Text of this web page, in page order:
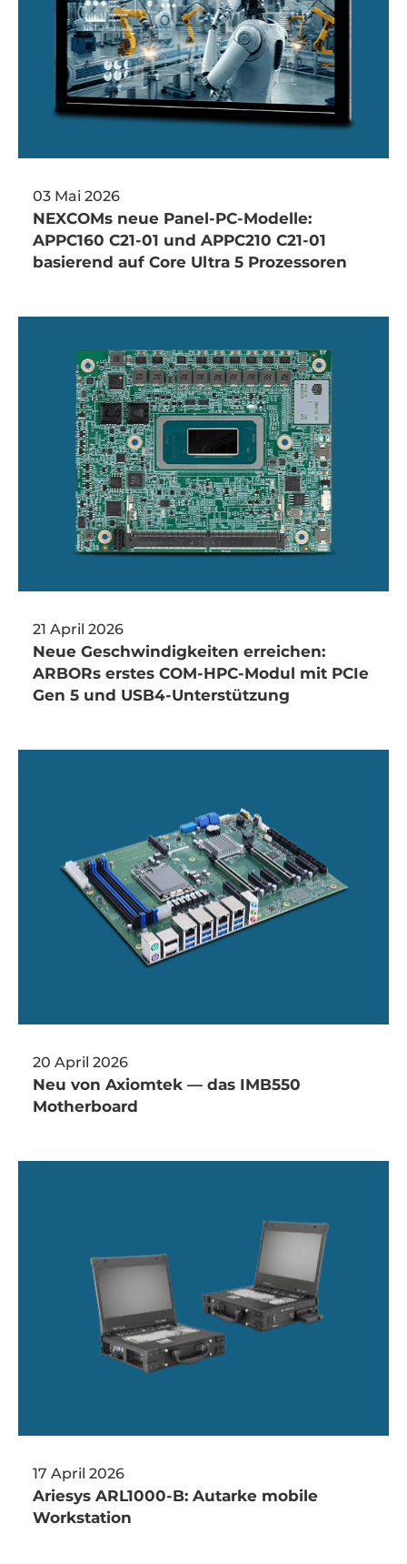
03 Mai 2026
NEXCOMs neue Panel-PC-Modelle:
APPC160 C21-01 und APPC210 C21-01
basierend auf Core Ultra 5 Prozessoren
21 April 2026
Neue Geschwindigkeiten erreichen:
ARBORs erstes COM-HPC-Modul mit PCIe
Gen 5 und USB4-Unterstützung
20 April 2026
Neu von Axiomtek — das IMB550
Motherboard
17 April 2026
Ariesys ARL1000-B: Autarke mobile
Workstation